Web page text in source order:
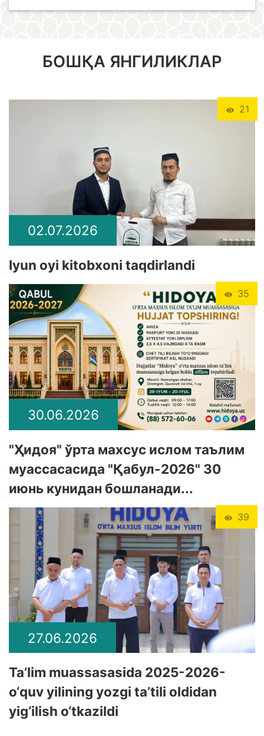
БОШҚА ЯНГИЛИКЛАР
21
02.07.2026
Iyun oyi kitobxoni taqdirlandi
35
30.06.2026
"Ҳидоя" ўрта махсус ислом таълим
муассасасида "Қабул-2026" 30
июнь кунидан бошланади...
39
27.06.2026
Ta’lim muassasasida 2025-2026-
o‘quv yilining yozgi ta’tili oldidan
yig‘ilish o‘tkazildi